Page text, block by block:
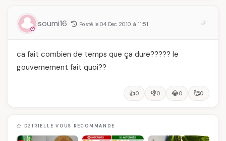
soumi16 Posté le 04 Dec 2010 à 11:51
ca fait combien de temps que ça dure????? le
gouvernement fait quoi??
👍0 👎0 😂0 🥰0
DZIRIELLE VOUS RECOMMANDE